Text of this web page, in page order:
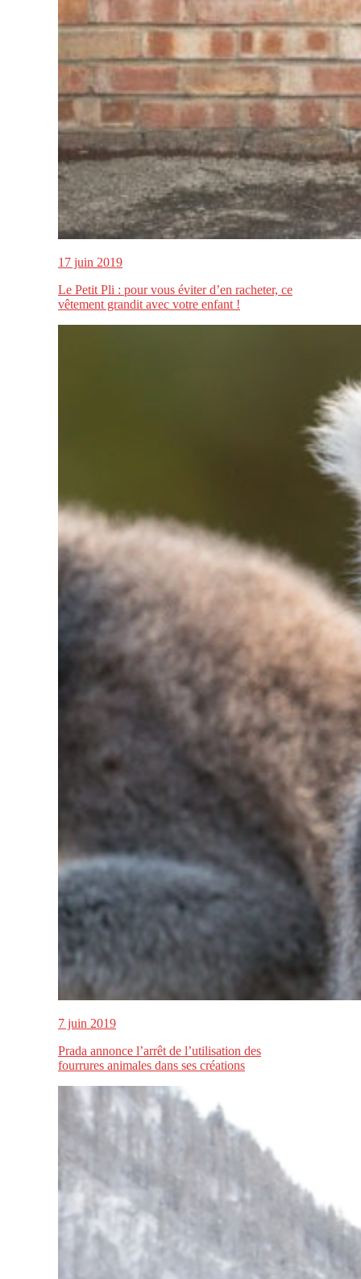
17 juin 2019
Le Petit Pli : pour vous éviter d’en racheter, ce
vêtement grandit avec votre enfant !
7 juin 2019
Prada annonce l’arrêt de l’utilisation des
fourrures animales dans ses créations